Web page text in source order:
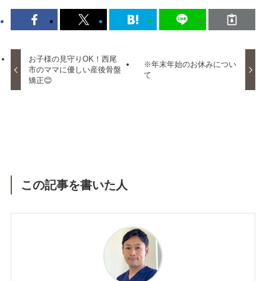
お子様の見守りOK！西尾
市のママに優しい産後骨盤
矯正😊
※年末年始のお休みについ
て
この記事を書いた人